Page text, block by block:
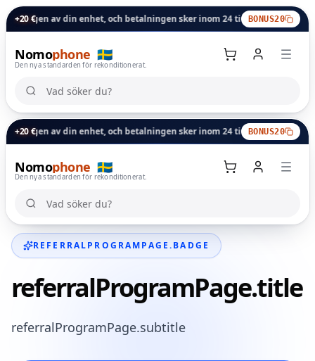
+20 €
av din enhet, och betalningen sker inom 24 timmar. BONUS20
Nomophone
Den nya standarden för rekonditionerat.
🇸🇪
Vad söker du?
Vad söker du?
+20 €
av din enhet, och betalningen sker inom 24 timmar. BONUS20
Nomophone
Den nya standarden för rekonditionerat.
🇸🇪
Varukorg
Vad söker du?
Vad söker du?
REFERRALPROGRAMPAGE.BADGE
referralProgramPage.title
referralProgramPage.subtitle